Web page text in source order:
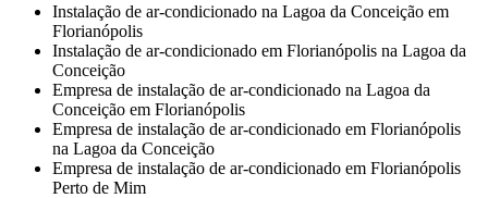
Instalação de ar-condicionado na Lagoa da Conceição em
Florianópolis
Instalação de ar-condicionado em Florianópolis na Lagoa da
Conceição
Empresa de instalação de ar-condicionado na Lagoa da
Conceição em Florianópolis
Empresa de instalação de ar-condicionado em Florianópolis
na Lagoa da Conceição
Empresa de instalação de ar-condicionado em Florianópolis
Perto de Mim